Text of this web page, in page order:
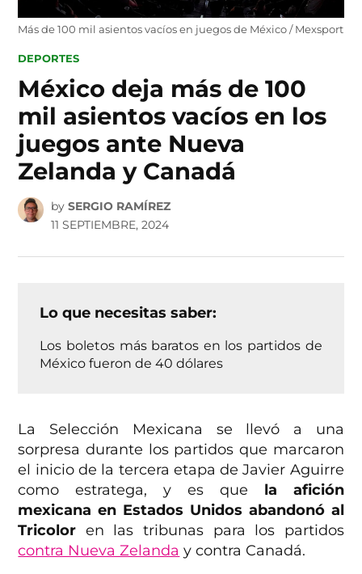
Más de 100 mil asientos vacíos en juegos de México / Mexsport
POSTED
DEPORTES
México deja más de 100
mil asientos vacíos en los
juegos ante Nueva
Zelanda y Canadá
by SERGIO RAMÍREZ
11 SEPTIEMBRE, 2024
Lo que necesitas saber:
Los boletos más baratos en los partidos de
México fueron de 40 dólares
La Selección Mexicana se llevó a una
sorpresa durante los partidos que marcaron
el inicio de la tercera etapa de Javier Aguirre
como estratega, y es que la afición
mexicana en Estados Unidos abandonó al
Tricolor en las tribunas para los partidos
contra Nueva Zelanda y contra Canadá.